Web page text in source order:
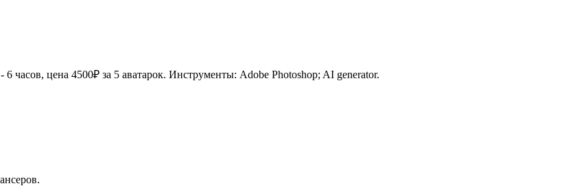
часов, цена 4500₽ за 5 аватарок. Инструменты: Adobe Photoshop; AI generator.